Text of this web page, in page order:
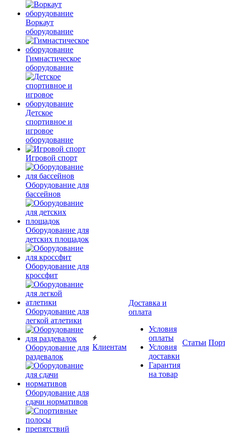
Воркаут
оборудование
Гимнастическое
оборудование
Детское
спортивное и
игровое
оборудование
Игровой спорт
Оборудование для
бассейнов
Оборудование для
детских площадок
Оборудование для
кроссфит
Оборудование для
легкой атлетики
Оборудование для
раздевалок
Оборудование для
сдачи нормативов
Клиентам
Доставка и
оплата
Условия
оплаты
Условия
доставки
Гарантия
на товар
Статьи